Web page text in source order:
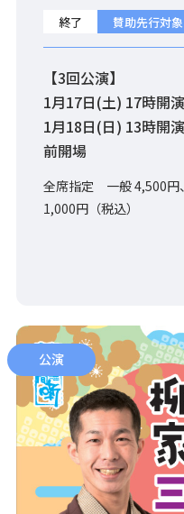
終了 賛助先行対象
【3回公演】
1月17日(土) 17時開演
1月18日(日) 13時
前開場
全席指定 一般 4,500円
1,000円（税込）
公演